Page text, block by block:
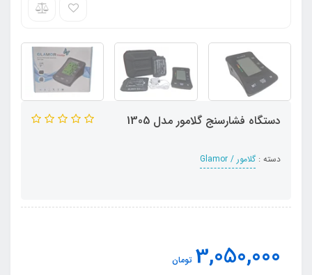
دستگاه فشارسنج گلامور مدل 1305
دسته : گلامور / Glamor
3,050,000 تومان